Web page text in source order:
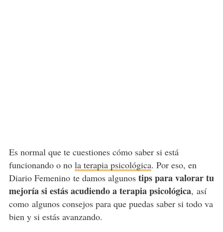
Es normal que te cuestiones cómo saber si está
funcionando o no la terapia psicológica. Por eso, en
Diario Femenino te damos algunostips para valorar tu
mejoría si estás acudiendo a terapia psicológica, así
como algunos consejos para que puedas saber si todo va
bien y si estás avanzando.